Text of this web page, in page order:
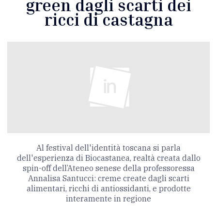
green dagli scarti dei
ricci di castagna
Al festival dell'identità toscana si parla
dell'esperienza di Biocastanea, realtà creata dallo
spin-off dell’Ateneo senese della professoressa
Annalisa Santucci: creme create dagli scarti
alimentari, ricchi di antiossidanti, e prodotte
interamente in regione